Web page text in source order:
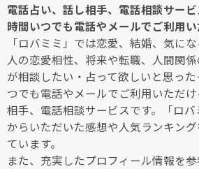
電話占い、話し相手、電話相談サー
時間いつでも電話やメールでご利用い
「ロバミミ」では恋愛、結婚、気に
人の恋愛相性、将来や転職、人間関
が相談したい・占って欲しいと思っ
つでも電話やメールでご利用いただ
相手、電話相談サービスです。「ロ
からいただいた感想や人気ランキン
ています。
また、充実したプロフィール情報を